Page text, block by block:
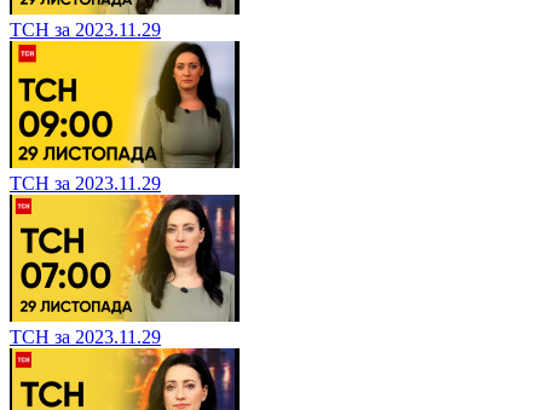
ТСН за 2023.11.29
ТСН за 2023.11.29
ТСН за 2023.11.29